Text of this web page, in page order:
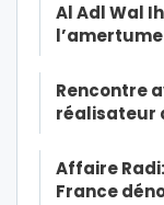
Al Adl Wal
l’amertume
Rencontre
réalisateur
Affaire
France